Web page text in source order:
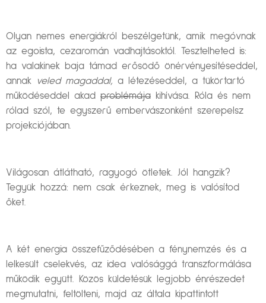
Olyan nemes energiákról beszélgetünk, amik megóvnak
az egoista, cezaromán vadhajtásoktól. Tesztelheted is:
ha valakinek baja támad erősödő önérvényesítéseddel,
annak
veled magaddal, a létezéseddel, a tükörtartó
működéseddel akad problémája kihívása. Róla és nem
rólad szól, te egyszerű embervászonként szerepelsz
projekciójában.
Világosan átlátható, ragyogó ötletek. Jól hangzik?
Tegyük hozzá: nem csak érkeznek, meg is valósítod
őket.
A két energia összefűződésében a fénynemzés és a
lelkesült cselekvés, az idea valósággá transzformálása
működik együtt. Közös küldetésük legjobb énrészedet
megmutatni, feltölteni, majd az általa kipattintott